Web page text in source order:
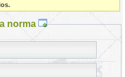
norma